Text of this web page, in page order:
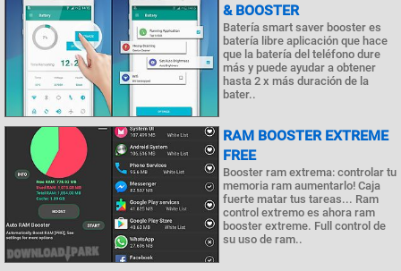
& BOOSTER
Batería smart saver booster es
batería libre aplicación que hace
que la batería del teléfono dure
más y puede ayudar a obtener
hasta 2 x más duración de la
bater..
RAM BOOSTER EXTREME
FREE
Booster ram extrema: controlar tu
memoria ram aumentarlo! Caja
fuerte matar tus tareas... Ram
control extremo es ahora ram
booster extreme. Full control de
su uso de ram..